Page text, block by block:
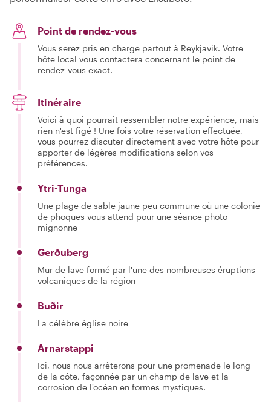
Point de rendez-vous
Vous serez pris en charge partout à Reykjavik. Votre
hôte local vous contactera concernant le point de
rendez-vous exact.
Itinéraire
Voici à quoi pourrait ressembler notre expérience, mais
rien n'est figé ! Une fois votre réservation effectuée,
vous pourrez discuter directement avec votre hôte pour
apporter de légères modifications selon vos
préférences.
Ytri-Tunga
Une plage de sable jaune peu commune où une colonie
de phoques vous attend pour une séance photo
mignonne
Gerðuberg
Mur de lave formé par l'une des nombreuses éruptions
volcaniques de la région
Buðir
La célèbre église noire
Arnarstappi
Ici, nous nous arrêterons pour une promenade le long
de la côte, façonnée par un champ de lave et la
corrosion de l'océan en formes mystiques.